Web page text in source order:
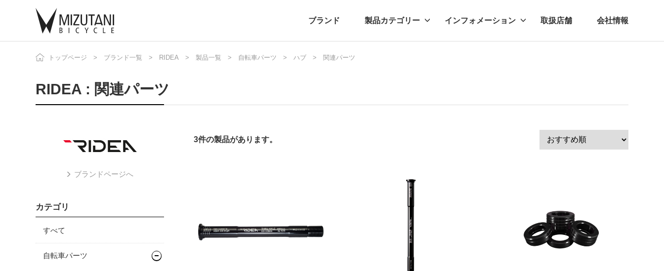
ブランド 製品カテゴリー
自転車 自転車パーツ アクセサリー
インフォメーション
ニュース プレスリリース
取扱店舗 会社情報
トップページ ブランド一覧 RIDEA 製品一覧 自転車パーツ ハブ 関連パーツ
RIDEA : 関連パーツ
3件の製品があります。
ブランドページへ
カテゴリ
すべて
自転車パーツ